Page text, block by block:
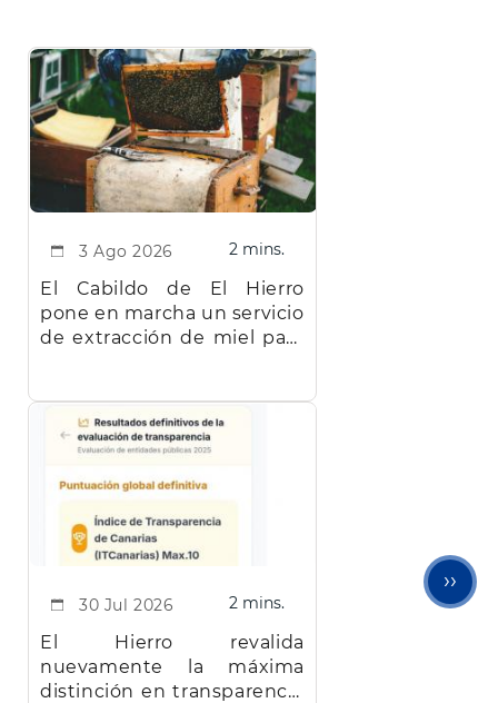
3 Ago 2026 2 mins.
El Cabildo de El Hierro
pone en marcha un servicio
de extracción de miel para
30 Jul 2026 2 mins.
El Hierro revalida
nuevamente la máxima
distinción en transparencia
››